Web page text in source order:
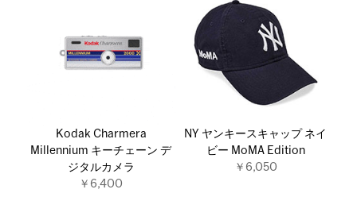
Kodak Charmera
Millennium キーチェーン デ
ジタルカメラ
￥6,400
NY ヤンキースキャップ ネイ
ビー MoMA Edition
￥6,050